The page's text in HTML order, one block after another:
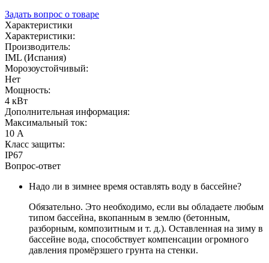
Задать вопрос о товаре
Характеристики
Характеристики:
Производитель:
IML (Испания)
Морозоустойчивый:
Нет
Мощность:
4 кВт
Дополнительная информация:
Максимальный ток:
10 А
Класс защиты:
IP67
Вопрос-ответ
Надо ли в зимнее время оставлять воду в бассейне?
Обязательно. Это необходимо, если вы обладаете любым
типом бассейна, вкопанным в землю (бетонным,
разборным, композитным и т. д.). Оставленная на зиму в
бассейне вода, способствует компенсации огромного
давления промёрзшего грунта на стенки.